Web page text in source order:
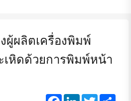
ผู้ผลิตเครื่องพิมพ์
เหิดด้วยการพิมพ์หน้า
FacebookLinkedInTwitter